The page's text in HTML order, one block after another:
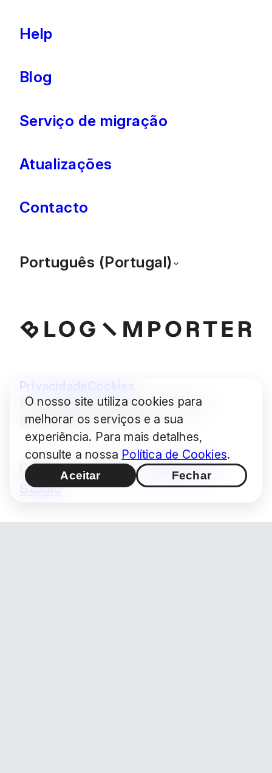
Help
Blog
Serviço de migração
Atualizações
Contacto
Português (Portugal)
Privacidade
Cookies
Some images © Audrius Urbonas
(modified) — CC BY 4.0
Design / Produção:Hashimoto
Studio
O nosso site utiliza cookies para
melhorar os serviços e a sua
experiência. Para mais detalhes,
consulte a nossa Política de Cookies.
Aceitar Fechar